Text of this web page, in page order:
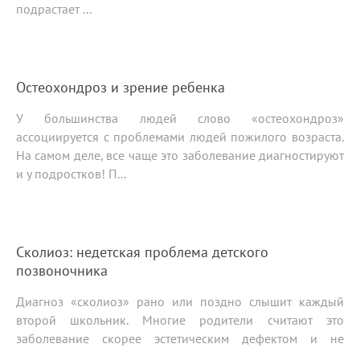
подрастает ...
Остеохондроз и зрение ребенка
У большинства людей слово «остеохондроз»
ассоциируется с проблемами людей пожилого возраста.
На самом деле, все чаще это заболевание диагностируют
и у подростков! П...
Сколиоз: недетская проблема детского
позвоночника
Диагноз «сколиоз» рано или поздно слышит каждый
второй школьник. Многие родители считают это
заболевание скорее эстетическим дефектом и не